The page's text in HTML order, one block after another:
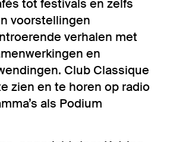
tot festivals en zelfs
voorstellingen
verhalen met
en
Club Classique
zien en te horen op radio
als Podium